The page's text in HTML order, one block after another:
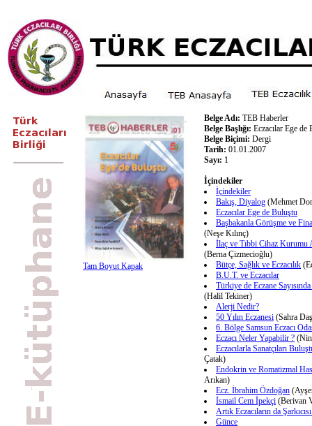
Tam Boyut Kapak
Belge Adı: TEB Haberler
Belge Başlığı: Eczacılar Ege de
Belge Biçimi: Dergi
Tarih: 01.01.2007
Sayı: 1
İçindekiler
İçindekiler
Bakış, Diyalog (Mehmet
Eczacılar Ege de Buluştu
Başbakanla Görüşme ve
(Neşe Kılınç)
İlaç ve Tıbbi Cihaz Kurumu
(Berna Çizmecioğlu)
Bütçe, Sağlık ve Eczacılık
B.U.T. ve Eczacılar
Türkiye de Eczane
(Halil Tekiner)
Alerji Nedir?
50 Yılın Eczanesi (Sahra
6. Bölge Samsun Eczacı
Eczacı Neler Yapabilir ?
Eczacılarla Sanatçıları
Çatak)
Endokrin ve Romatizmal
Arıkan)
Ecz. İbrahim Özdoğan
İsmail Cem İpekçi (Berivan
Artık Eczacıların da
Günce